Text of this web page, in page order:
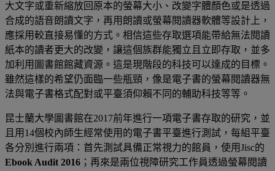
大文字或重新縮放回原本的螢幕大小、改變字體顏色或是透過
合成的語音朗讀文字，再用朗讀或螢幕閱讀器軟體等設計上，
應採用較直接易懂的方式。相信這些存取選項能帶給無法閱讀
紙本的讀者更大的改變，讓這個族群能獨立且立即存取，並多
加利用圖書館館藏資源。這是現階段的科技可以達成的目標。
雖然這樣的希望仍面臨一些瓶頸，像是電子書的螢幕閱讀器無
法與電子書格式配對或平臺須仰賴不同的輔助科技等等。
昆士蘭大學圖書館在2017前年進行一項電子書存取的研究，並
且用14個校內師生經常使用的電子書平臺進行測試，每組平臺
各分別進行兩項：首先測試具備正常視力的館員，使用Jisc的
Ebook Audit 2016 ；再來是兩位視障研究工作員透過螢幕閱讀